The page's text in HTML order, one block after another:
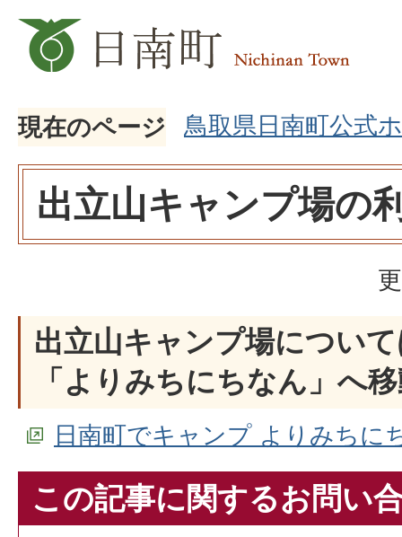
現在のページ 鳥取県日南町公式
出立山キャンプ場の
出立山キャンプ場につい
「よりみちにちなん」へ
日南町でキャンプ よりみちに
この記事に関するお問い